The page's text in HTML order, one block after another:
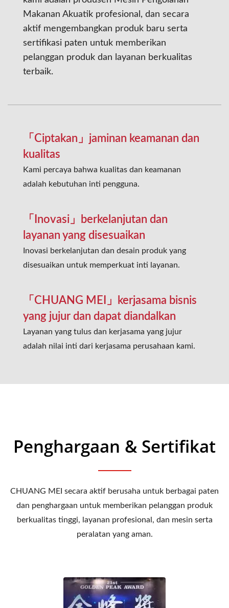
Makanan Akuatik profesional, dan secara
aktif mengembangkan produk baru serta
sertifikasi paten untuk memberikan
pelanggan produk dan layanan berkualitas
terbaik.
「Ciptakan」jaminan keamanan dan
kualitas
Kami percaya bahwa kualitas dan keamanan
adalah kebutuhan inti pengguna.
「Inovasi」berkelanjutan dan
layanan yang disesuaikan
Inovasi berkelanjutan dan desain produk yang
disesuaikan untuk memperkuat inti layanan.
「CHUANG MEI」kerjasama bisnis
yang jujur dan dapat diandalkan
Layanan yang tulus dan kerjasama yang jujur
adalah nilai inti dari kerjasama perusahaan kami.
Penghargaan & Sertifikat
CHUANG MEI secara aktif berusaha untuk berbagai paten
dan penghargaan untuk memberikan pelanggan produk
berkualitas tinggi, layanan profesional, dan mesin serta
peralatan yang aman.